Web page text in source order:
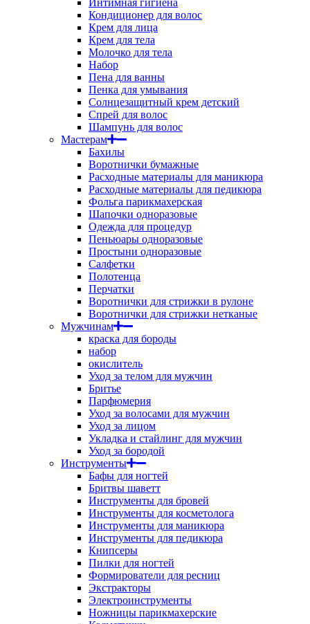
Интимная гигиена
Кондиционер для волос
Крем для лица
Крем для тела
Молочко для тела
Набор
Пена для ванны
Пенка для умывания
Солнцезащитный крем детский
Спрей для волос
Шампунь для волос
Мастерам
Бахилы
Воротнички бумажные
Расходные материалы для маникюра
Расходные материалы для педикюра
Фольга парикмахерская
Шапочки одноразовые
Одежда для процедур
Пеньюары одноразовые
Простыни одноразовые
Салфетки
Полотенца
Перчатки
Воротнички для стрижки в рулоне
Воротнички для стрижки нетканые
Мужчинам
краска для бороды
набор
окислитель
Уход за телом для мужчин
Бритье
Парфюмерия
Уход за волосами для мужчин
Уход за лицом
Укладка и стайлинг для мужчин
Уход за бородой
Инструменты
Бафы для ногтей
Бритвы шаветт
Инструменты для бровей
Инструменты для косметолога
Инструменты для маникюра
Инструменты для педикюра
Книпсеры
Пилки для ногтей
Формирователи для ресниц
Экстракторы
Электроинструменты
Ножницы парикмахерские